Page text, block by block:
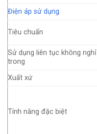
Điện áp sử dụng
Tiêu chuẩn
Sử dụng liên tục không nghỉ
trong
Xuất xứ
Tính năng đặc biệt